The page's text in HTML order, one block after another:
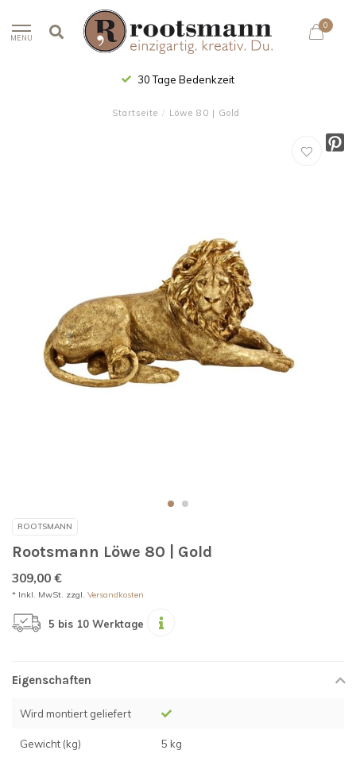
MENU
0
30 Tage Bedenkzeit
Startseite / Löwe 80 | Gold
ROOTSMANN
Rootsmann Löwe 80 | Gold
309,00 €
* Inkl. MwSt. zzgl. Versandkosten
5 bis 10 Werktage
Eigenschaften
Wird montiert geliefert
Gewicht (kg) 5 kg